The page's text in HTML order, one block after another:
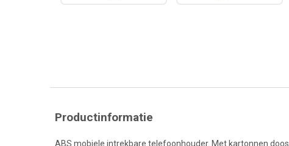
Productinformatie
ABS mobiele intrekbare telefoonhouder. Met kartonnen doos.